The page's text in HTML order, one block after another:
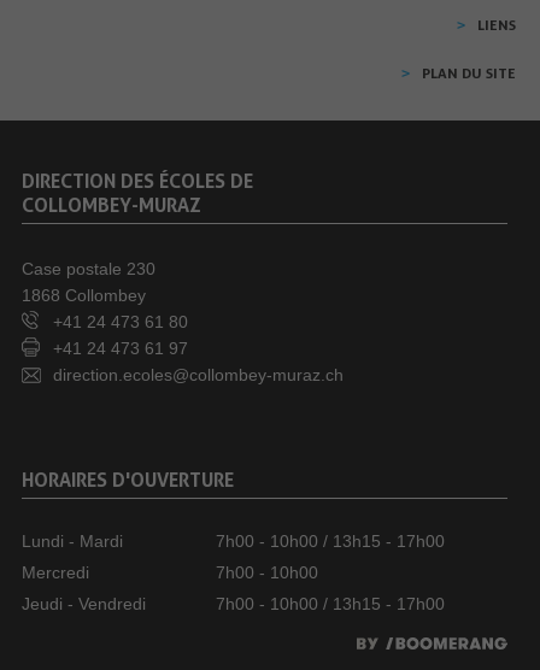
LIENS
PLAN DU SITE
DIRECTION DES ÉCOLES DE
COLLOMBEY-MURAZ
Case postale 230
1868 Collombey
+41 24 473 61 80
+41 24 473 61 97
direction.ecoles@collombey-muraz.ch
HORAIRES D'OUVERTURE
Lundi - Mardi
7h00 - 10h00 / 13h15 - 17h00
Mercredi
7h00 - 10h00
Jeudi - Vendredi
7h00 - 10h00 / 13h15 - 17h00